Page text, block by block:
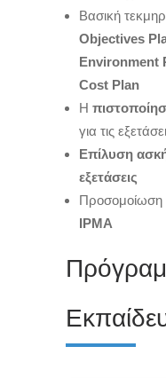
Βασική
Objectives
Environment
Cost Plan
Η
για τις
Επίλυση
εξετάσεις
Προσομοίωση
IPMA